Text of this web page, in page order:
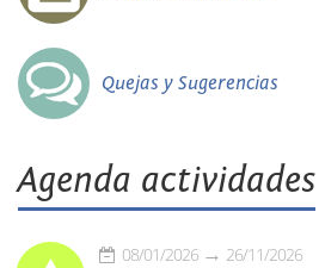
Quejas y Sugerencias
Agenda actividades
08/01/2026 26/11/2026